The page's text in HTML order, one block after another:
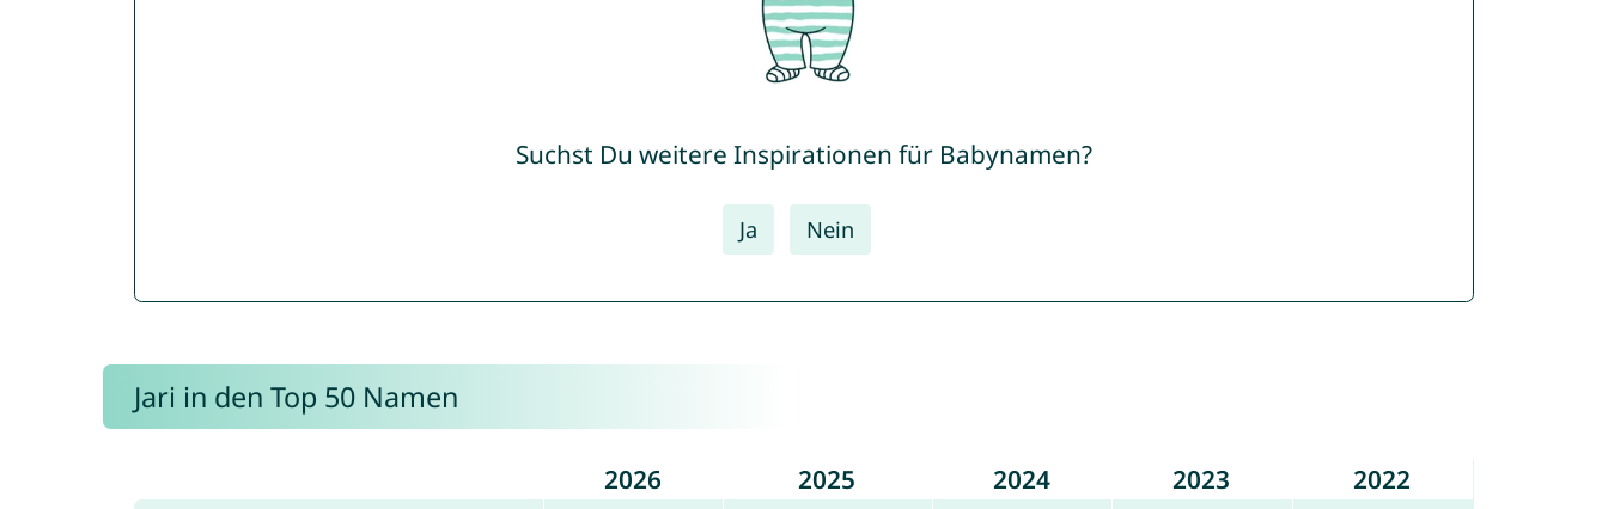
Suchst Du weitere Inspirationen für Babynamen?
Ja Nein
Jari in den Top 50 Namen
2026 2025 2024 2023
2022